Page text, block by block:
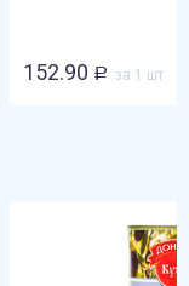
152.90 Р за 1 шт